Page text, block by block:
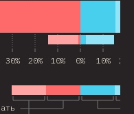
30% 20% 10% 0% 10% 20%